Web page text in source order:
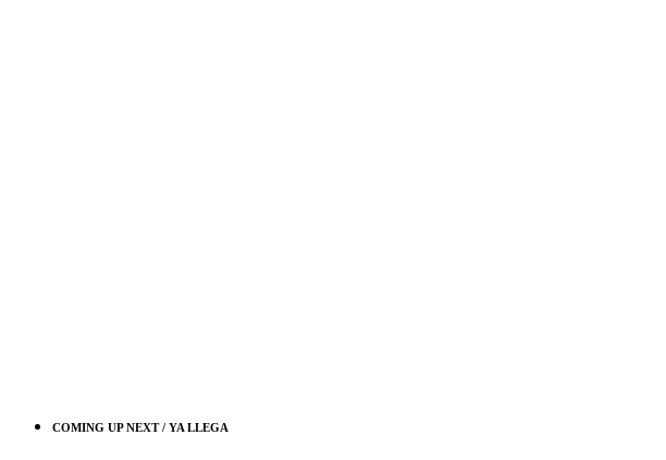
COMING UP NEXT / YA LLEGA